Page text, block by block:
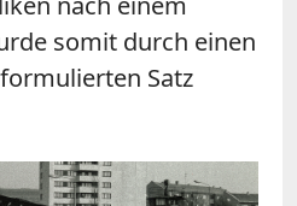
somit durch einen
Satz